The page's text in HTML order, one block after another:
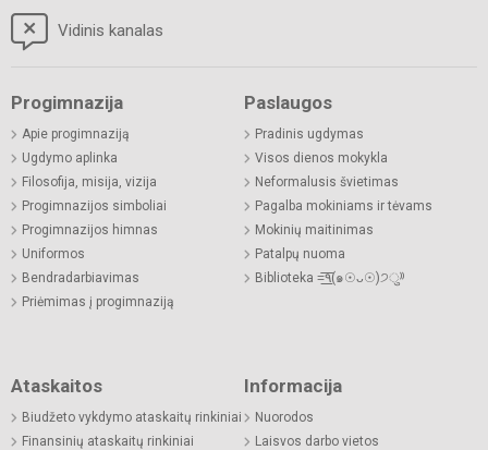
Vidinis kanalas
Progimnazija
Apie progimnaziją
Ugdymo aplinka
Filosofija, misija, vizija
Progimnazijos simboliai
Progimnazijos himnas
Uniformos
Bendradarbiavimas
Priėmimas į progimnaziją
Paslaugos
Pradinis ugdymas
Visos dienos mokykla
Neformalusis švietimas
Pagalba mokiniams ir tėvams
Mokinių maitinimas
Patalpų nuoma
Biblioteka =͟͟͞͞٩(๑☉ᴗ☉)੭ु⁾⁾
Ataskaitos
Biudžeto vykdymo ataskaitų rinkiniai
Finansinių ataskaitų rinkiniai
Informacija
Nuorodos
Laisvos darbo vietos